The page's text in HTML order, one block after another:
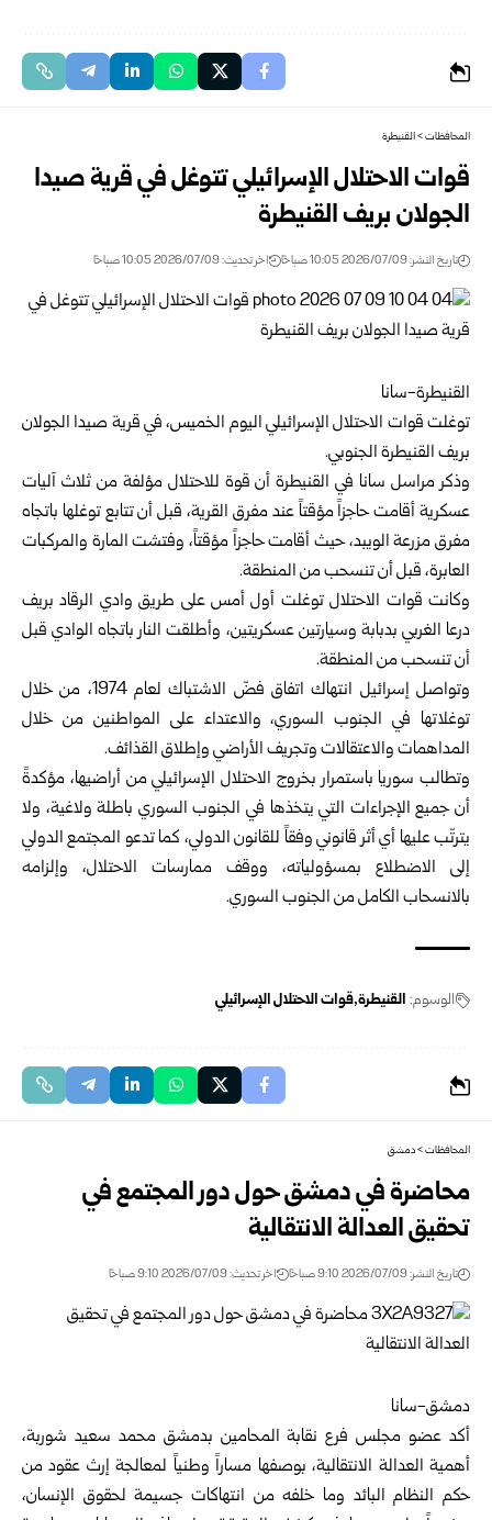
المحافظات>القنيطرة
قوات الاحتلال الإسرائيلي تتوغل في قرية صيدا
الجولان بريف القنيطرة
تاريخ النشر: 2026/07/09 10:05 صباحًا اخر تحديث: 2026/07/09 10:05 صباحًا
القنيطرة-سانا
توغلت قوات الاحتلال الإسرائيلي اليوم الخميس، في قرية صيدا الجولان
بريفالقنيطرةالجنوبي.
وذكر مراسل سانا في القنيطرة أن قوة للاحتلال مؤلفة من ثلاث آليات
عسكرية أقامت حاجزاً مؤقتاً عند مفرق القرية، قبل أن تتابع توغلها باتجاه
مفرق مزرعة الويبد، حيث أقامت حاجزاً مؤقتاً، وفتشت المارة والمركبات
العابرة، قبل أن تنسحب من المنطقة.
وكانت قوات الاحتلال توغلت أول أمس على طريق وادي الرقاد بريف
درعا الغربي بدبابة وسيارتين عسكريتين، وأطلقت النار باتجاه الوادي قبل
أن تنسحب من المنطقة.
وتواصل إسرائيل انتهاك اتفاق فضّ الاشتباك لعام ‌‏1974، ‏من ‏خلال
‏توغلاتها ‌‏في الجنوب السوري، ‏والاعتداء على المواطنين من خلال
‌‏‌‏المداهمات ‏والاعتقالات وتجريف الأراضي ‏وإطلاق ‏القذائف.
وتطالب سوريا باستمرار بخروج الاحتلال الإسرائيلي من أراضيها، مؤكدةً
أن جميع الإجراءات التي يتخذها في الجنوب السوري باطلة ولاغية، ولا
يترتّب عليها أي أثر قانوني وفقاً للقانون الدولي، كما تدعو المجتمع الدولي
إلى الاضطلاع بمسؤولياته، ووقف ممارسات الاحتلال، وإلزامه
بالانسحاب الكامل من الجنوب السوري.
الوسوم: القنيطرة قوات الاحتلال الإسرائيلي
المحافظات>دمشق
محاضرة في دمشق حول دور المجتمع في
تحقيق العدالة الانتقالية‎ ‎
تاريخ النشر: 2026/07/09 9:10 صباحًا اخر تحديث: 2026/07/09 9:10 صباحًا
دمشق-سانا‏
أكد عضو مجلس فرع نقابة المحامين بدمشق محمد سعيد شوربة،
أهمية العدالة ‏الانتقالية، بوصفها مساراً وطنياً لمعالجة إرث عقود من
حكم النظام البائد وما خلفه ‏من انتهاكات جسيمة لحقوق الإنسان،